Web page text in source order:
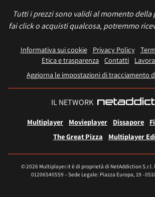
Tutti i prezzi sono validi al momento della
fai click o acquisti qualcosa, potremmo
Informativa sui cookie Privacy Policy
Etica e trasparenza Contatti
Aggiorna le impostazioni di tracciamento
IL NETWORK
Multiplayer Movieplayer Dissapore
The Great Pizza
Multiplayer
© 2026 Multiplayer.it è di proprietà di NetAddiction S.r.l.
01206540559 – Sede Legale: Piazza Europa, 19 -